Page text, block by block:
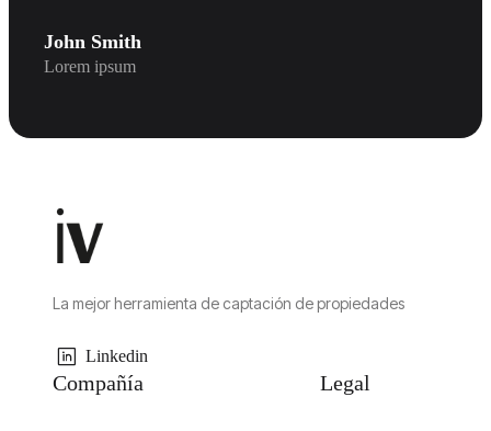
John Smith
Lorem ipsum
La mejor herramienta de captación de propiedades
Linkedin
Compañía Legal